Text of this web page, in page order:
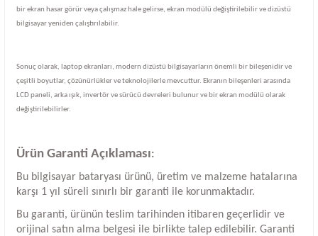
bir ekran hasar görür veya çalışmaz hale gelirse, ekran modülü değiştirilebilir ve dizüstü
bilgisayar yeniden çalıştırılabilir.
Sonuç olarak, laptop ekranları, modern dizüstü bilgisayarların önemli bir bileşenidir ve
çeşitli boyutlar, çözünürlükler ve teknolojilerle mevcuttur. Ekranın bileşenleri arasında
LCD paneli, arka ışık, invertör ve sürücü devreleri bulunur ve bir ekran modülü olarak
değiştirilebilirler.
Ürün Garanti Açıklaması:
Bu bilgisayar bataryası ürünü, üretim ve malzeme hatalarına
karşı 1 yıl süreli sınırlı bir garanti ile korunmaktadır.
Bu garanti, ürünün teslim tarihinden itibaren geçerlidir ve
orijinal satın alma belgesi ile birlikte talep edilebilir. Garanti